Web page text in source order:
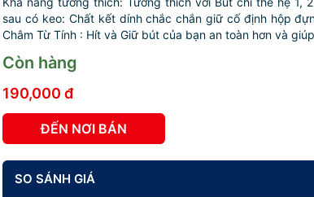
sau có keo: Chất kết dính chắc chắn giữ cố định hộp
Châm Từ Tính : Hít và Giữ bút của bạn an toàn hơn và
Còn hàng
190,000 đ
ĐẾN NƠI BÁN
SO SÁNH GIÁ